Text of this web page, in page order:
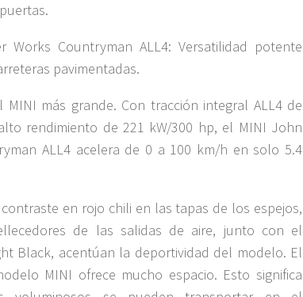
Works Countryman ALL4: Versatilidad potente
pavimentadas.
MINI más grande. Con tracción integral ALL4 de
rendimiento de 221 kW/300 hp, el MINI John
ALL4 acelera de 0 a 100 km/h en solo 5.4
en rojo chili en las tapas de los espejos,
de las salidas de aire, junto con el
Black, acentúan la deportividad del modelo. El
MINI ofrece mucho espacio. Esto significa